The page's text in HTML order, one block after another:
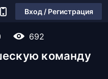
Вход / Регистрация
692
команду